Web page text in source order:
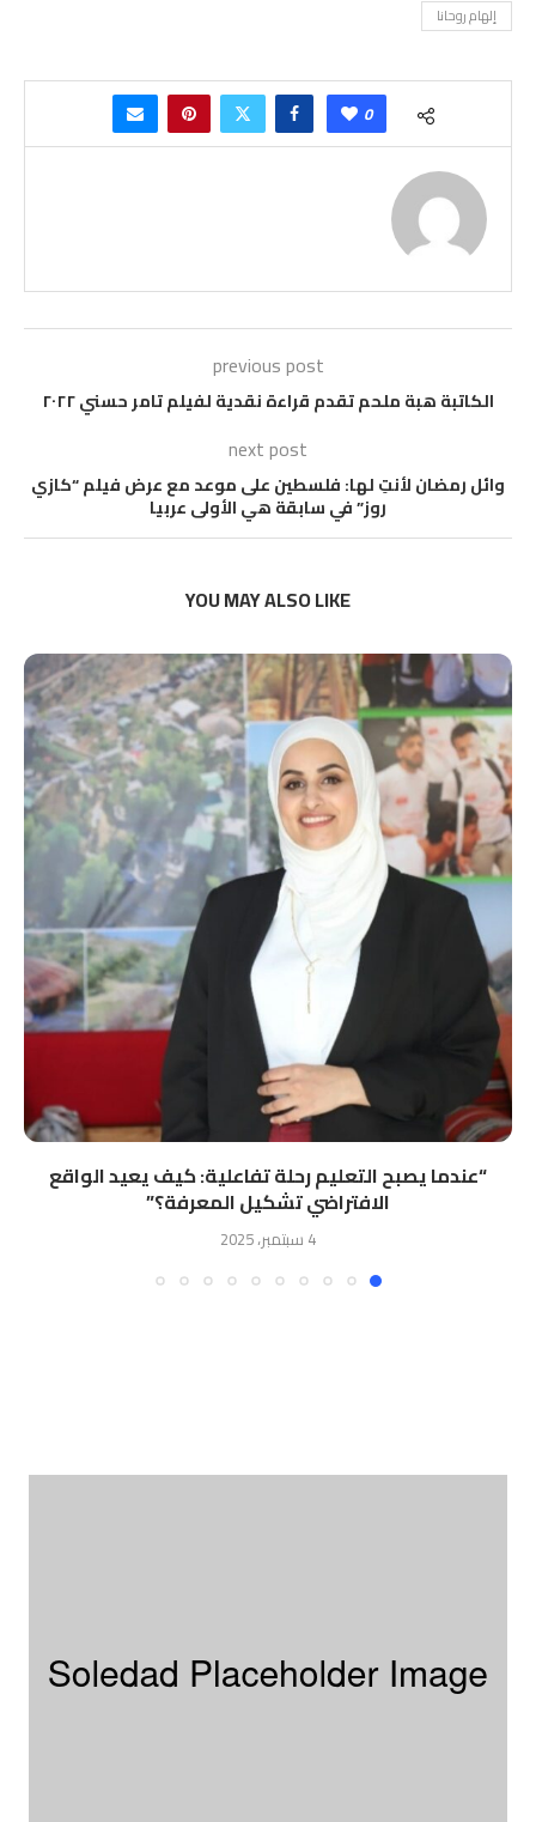
إلهام روحانا
0
previous post
الكاتبة هبة ملحم تقدم قراءة نقدية لفيلم تامر حسني ٢٠٢٢
next post
وائل رمضان لأنتِ لها: فلسطين على موعد مع عرض فيلم “كازي
روز” في سابقة هي الأولى عربيا
YOU MAY ALSO LIKE
“ﻋﻨﺪﻣﺎ ﻳﺼﺒﺢ اﻟﺘﻌﻠﻴﻢ رﺣﻠﺔ ﺗﻔﺎﻋﻠﻴﺔ: ﻛﻴﻒ ﻳﻌﻴﺪ اﻟﻮاﻗﻊ
اﻻﻓﺘﺮاﺿﻲ ﺗﺸﻜﻴﻞ اﻟﻤﻌﺮﻓﺔ؟”
4 سبتمبر، 2025